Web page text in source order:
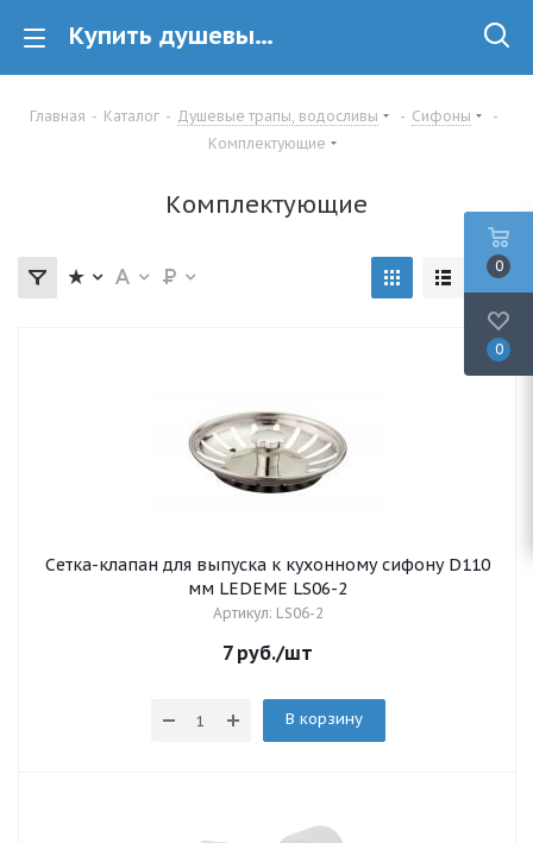
Купить душевые трапы водосливы в минске
Главная - Каталог - Душевые трапы, водосливы - Сифоны
-
Kомплектующие
Kомплектующие
Сетка-клапан для выпуска к кухонному сифону D110
мм LEDEME LS06-2
Артикул: LS06-2
7руб./шт
В корзину
0
0